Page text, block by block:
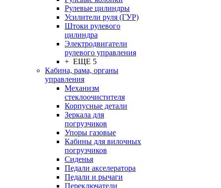
Рулевые цилиндры
Усилители руля (ГУР)
Штоки рулевого
цилиндра
Электродвигатели
рулевого управления
+ ЕЩЕ 5
Кабина, рама, органы
управления
Механизм
стеклоочистителя
Корпусные детали
Зеркала для
погрузчиков
Упоры газовые
Кабины для вилочных
погрузчиков
Сиденья
Педали акселератора
Педали и рычаги
Переключатели